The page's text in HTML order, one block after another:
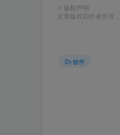
© 版权声明
文章版权归作者所有
软件